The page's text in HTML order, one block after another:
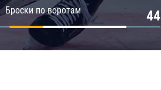
Броски по воротам 44